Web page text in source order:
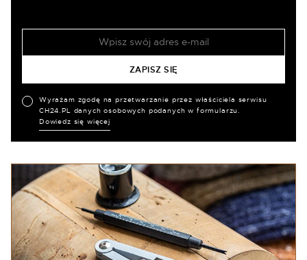
Wyrażam zgodę na przetwarzanie przez właściciela serwisu
CH24.PL danych osobowych podanych w formularzu.
Dowiedz się więcej